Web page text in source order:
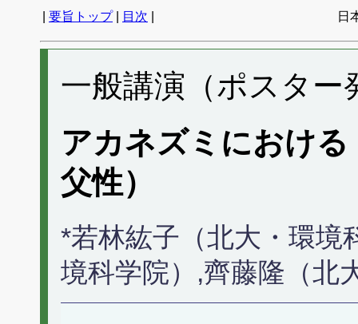
要旨トップ| 目次 日
一般講演（ポスター
アカネズミにおけ
父性）
*若林紘子（北大・環境
境科学院）,齊藤隆（北